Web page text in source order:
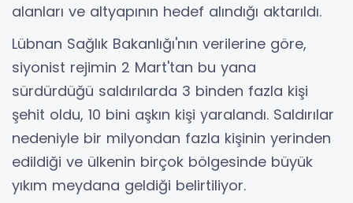
alanları ve altyapının hedef alındığı aktarıldı.
Lübnan Sağlık Bakanlığı'nın verilerine göre,
siyonist rejimin 2 Mart'tan bu yana
sürdürdüğü saldırılarda 3 binden fazla kişi
şehit oldu, 10 bini aşkın kişi yaralandı. Saldırılar
nedeniyle bir milyondan fazla kişinin yerinden
edildiği ve ülkenin birçok bölgesinde büyük
yıkım meydana geldiği belirtiliyor.